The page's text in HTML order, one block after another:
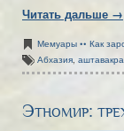
Читать дальше →
Мемуары •• Как
Абхазия,
Этномир: